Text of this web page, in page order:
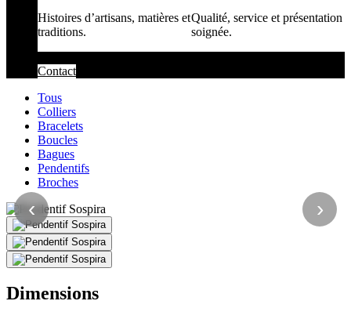
Histoires d’artisans, matières et
traditions.
Qualité, service et présentation
soignée.
Contact
Tous
Colliers
Bracelets
Boucles
Bagues
Pendentifs
Broches
‹ ›
Dimensions